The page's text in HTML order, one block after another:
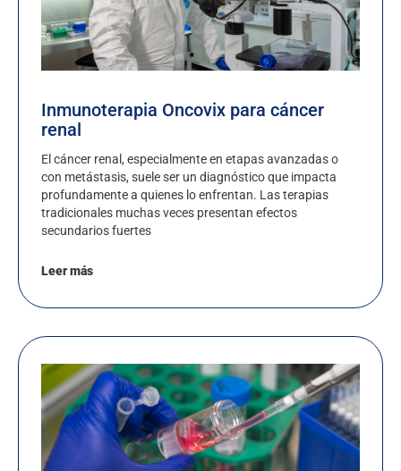
Inmunoterapia Oncovix para cáncer
renal
El cáncer renal, especialmente en etapas avanzadas o
con metástasis, suele ser un diagnóstico que impacta
profundamente a quienes lo enfrentan. Las terapias
tradicionales muchas veces presentan efectos
secundarios fuertes
Leer más